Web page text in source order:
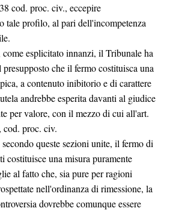
cod. proc. civ., eccepire
tale profilo, al pari dell'incompetenza
esplicitato innanzi, il Tribunale ha
che il fermo costituisca una
a contenuto inibitorio e di carattere
andrebbe esperita davanti al giudice
per valore, con il mezzo di cui all'art.
cod. proc. civ.
queste sezioni unite, il fermo di
costituisce una misura puramente
al fatto che, sia pure per ragioni
nell'ordinanza di rimessione, la
dovrebbe comunque essere